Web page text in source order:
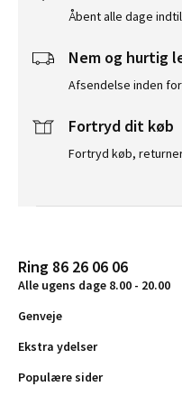
Åbent alle dage
Nem og hurtig
Afsendelse inden
Fortryd dit køb
Fortryd køb,
Ring 86 26 06 06
Alle ugens dage 8.00 - 20.00
Genveje
Ekstra ydelser
Populære sider